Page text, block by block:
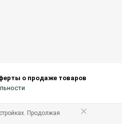
о продаже товаров
Продолжая